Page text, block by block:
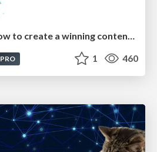
The B2B funnel & how to create a winning content strategy
PRO 1 460